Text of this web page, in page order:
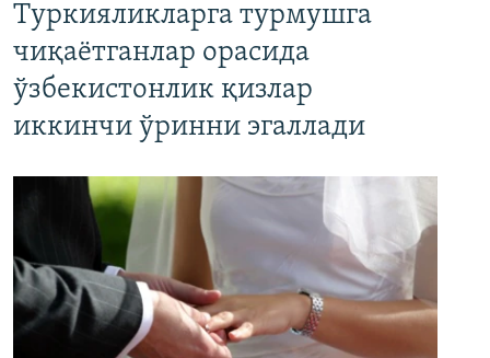
Туркияликларга турмушга
чиқаётганлар орасида
ўзбекистонлик қизлар
иккинчи ўринни эгаллади